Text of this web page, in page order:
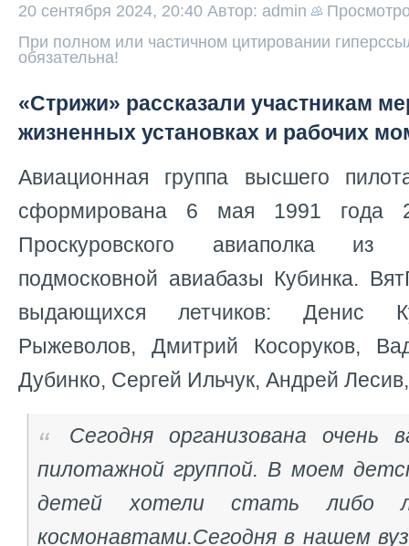
20 сентября 2024, 20:40 Автор: admin
При полном или частичном цитировании
обязательна!
«Стрижи» рассказали участникам
жизненных установках и рабочих
Авиационная группа высшего
сформирована 6 мая 1991 года
Проскуровского авиаполка из
подмосковной авиабазы Кубинка.
выдающихся летчиков: Денис
Рыжеволов, Дмитрий Косоруков,
Дубинко, Сергей Ильчук, Андрей
Сегодня организована очень
пилотажной группой. В моем
детей хотели стать либо
космонавтами.Сегодня в нашем